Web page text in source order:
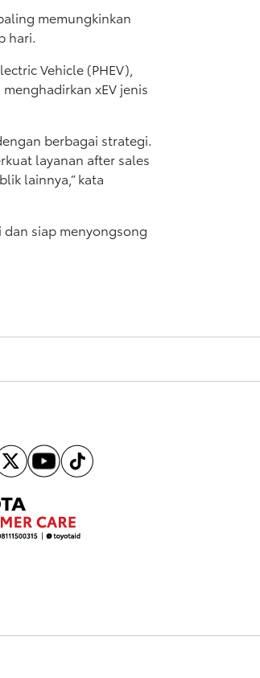
memungkinkan
hari.
Vehicle (PHEV),
xEV jenis
berbagai strategi.
layanan after sales
lainnya,” kata
dan siap menyongsong